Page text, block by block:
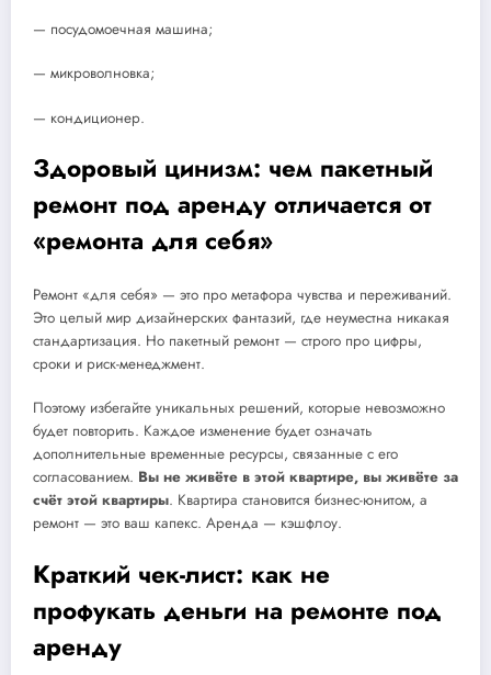
— посудомоечная машина;
— микроволновка;
— кондиционер.
Здоровый цинизм: чем пакетный
ремонт под аренду отличается от
«ремонта для себя»
Ремонт «для себя» — это про метафора чувства и переживаний.
Это целый мир дизайнерских фантазий, где неуместна никакая
стандартизация. Но пакетный ремонт — строго про цифры,
сроки и риск-менеджмент.
Поэтому избегайте уникальных решений, которые невозможно
будет повторить. Каждое изменение будет означать
дополнительные временные ресурсы, связанные с его
согласованием. Вы не живёте в этой квартире, вы живёте за
счёт этой квартиры. Квартира становится бизнес-юнитом, а
ремонт — это ваш капекс. Аренда — кэшфлоу.
Краткий чек-лист: как не
профукать деньги на ремонте под
аренду